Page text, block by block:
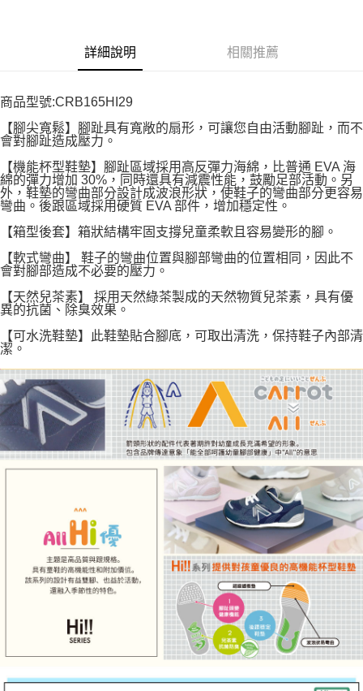
詳細說明 相關推薦
商品型號:CRB165HI29
【腳尖寬鬆】腳趾具有寬敞的扇形，可讓您自由活動腳趾，而不
會對腳趾造成壓力。
【機能杯型鞋墊】腳趾區域採用高反彈力海綿，比普通 EVA 海
綿的彈力增加 30%，同時還具有減震性能，鼓勵足部活動。另
外，鞋墊的彎曲部分設計成波浪形狀，使鞋子的彎曲部分更容易
彎曲。後跟區域採用硬質 EVA 部件，增加穩定性。
【箱型後套】箱狀結構牢固支撐兒童柔軟且容易變形的腳。
【軟式彎曲】 鞋子的彎曲位置與腳部彎曲的位置相同，因此不
會對腳部造成不必要的壓力。
【天然兒茶素】 採用天然綠茶製成的天然物質兒茶素，具有優
異的抗菌、除臭效果。
【可水洗鞋墊】此鞋墊貼合腳底，可取出清洗，保持鞋子內部清
潔。